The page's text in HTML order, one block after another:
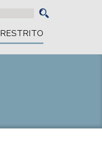
RESTRITO